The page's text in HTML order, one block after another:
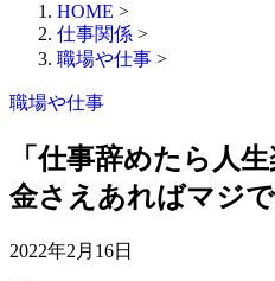
HOME >
仕事関係 >
職場や仕事 >
職場や仕事
「仕事辞めたら人
金さえあればマジで
2022年2月16日